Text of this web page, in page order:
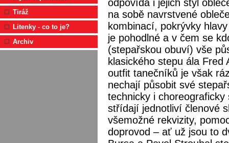
Tiráž
Litenky - co to je?
Archiv
odpovídá i jejich styl
na sobě navrstvené
kombinací, pokrývky
je pohodlné a v čem se
(stepařskou obuví) vše
klasického stepu ála Fred
outfit tanečníků je však
nechají působit své
technicky i
střídají jednotliví členové
všemožné rekvizity,
doprovod – ať už jsou to